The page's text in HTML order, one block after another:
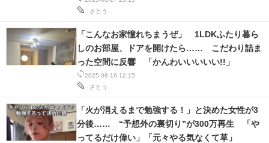
さとう
2025-08-16 12:15
さとう
「こんなお家憧れちまうぜ」 1LDKふたり暮ら
しのお部屋、ドアを開けたら…… こだわり詰ま
った空間に反響 「かんわいいいいい!!」
「火が消えるまで勉強する！」と決めた女性が3
分後…… “予想外の裏切り”が300万再生 「や
ってるだけ偉い」「元々やる気なくて草」